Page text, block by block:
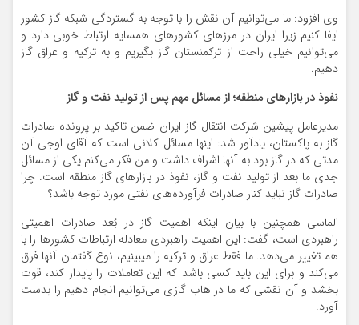
وی افزود: ما می‌توانیم آن نقش را با توجه به گستردگی شبکه گاز کشور
ایفا کنیم زیرا ایران در مرزهای کشورهای همسایه ارتباط خوبی دارد و
می‌توانیم خیلی راحت از ترکمنستان گاز بگیریم و به ترکیه و عراق گاز
دهیم.
نفوذ در بازارهای منطقه؛ از مسائل مهم پس از تولید نفت و گاز
مدیرعامل پیشین شرکت انتقال گاز ایران ضمن تاکید بر پرونده صادرات
گاز به پاکستان، یادآور شد: اینها مسائل کلانی است که آقای اوجی آن
مدتی که در گاز بود به آنها اشراف داشت و من فکر می‌کنم یکی از مسائل
جدی ما بعد از تولید نفت و گاز، نفوذ در بازارهای گاز منطقه است. چرا
صادرات گاز نباید کنار صادرات فرآورده‌های نفتی مورد توجه باشد؟
الماسی همچنین با بیان اینکه اهمیت گاز در بُعد صادرات اهمیتی
راهبردی است، گفت: این اهمیت راهبردی معادله ارتباطات کشورها را با
هم تغییر می‌دهد. ما فقط عراق و ترکیه را میبینیم، نوع گفتمان آنها فرق
می‌کند و برای این باید کسی باشد که این تعاملات را پایدار کند، قوت
بخشد و آن نقشی که ما در هاب گازی می‌توانیم انجام دهیم را بدست
آورد.